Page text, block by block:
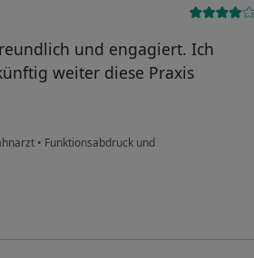
und engagiert. Ich
weiter diese Praxis
• Funktionsabdruck und